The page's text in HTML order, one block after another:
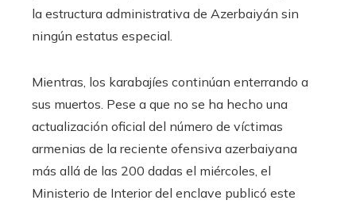
la estructura administrativa de Azerbaiyán sin
ningún estatus especial.
Mientras, los karabajíes continúan enterrando a
sus muertos. Pese a que no se ha hecho una
actualización oficial del número de víctimas
armenias de la reciente ofensiva azerbaiyana
más allá de las 200 dadas el miércoles, el
Ministerio de Interior del enclave publicó este